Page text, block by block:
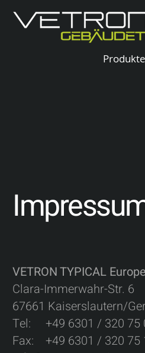
Produkte
VETRON TYPICAL
Clara-Immerwahr-Str. 6
67661 Kaiserslautern/
Tel: +49 6301 / 320 75
Fax: +49 6301 / 320 75